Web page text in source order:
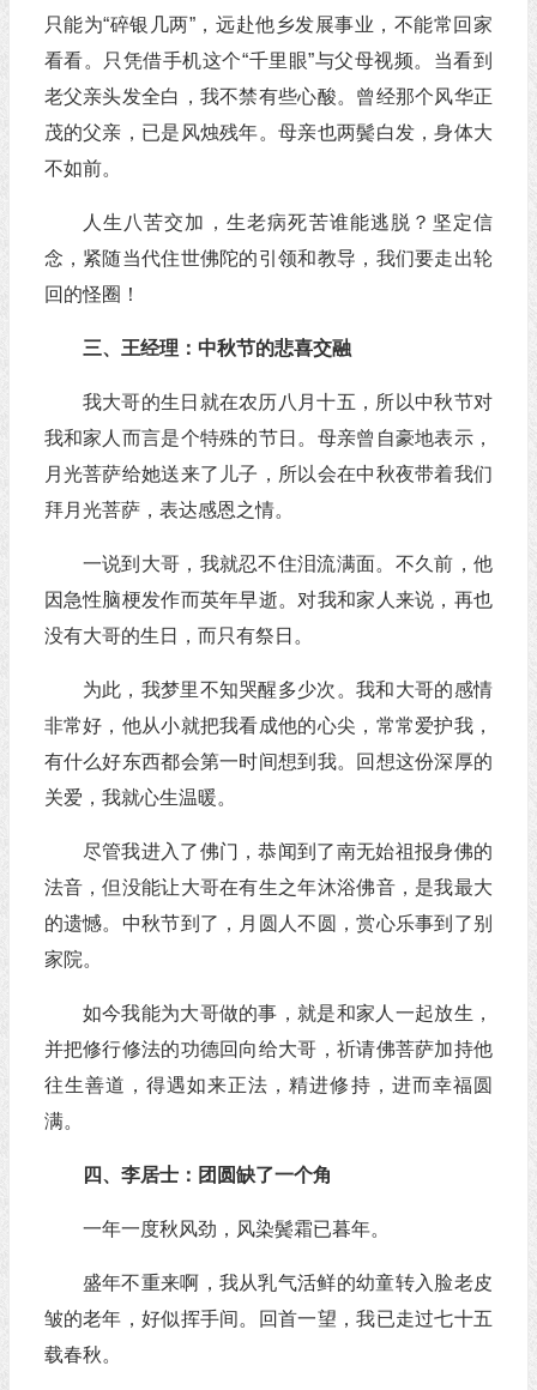
只能为“碎银几两”，远赴他乡发展事业，不能常回家
看看。只凭借手机这个“千里眼”与父母视频。当看到
老父亲头发全白，我不禁有些心酸。曾经那个风华正
茂的父亲，已是风烛残年。母亲也两鬓白发，身体大
不如前。
人生八苦交加，生老病死苦谁能逃脱？坚定信
念，紧随当代住世佛陀的引领和教导，我们要走出轮
回的怪圈！
三、王经理：中秋节的悲喜交融
我大哥的生日就在农历八月十五，所以中秋节对
我和家人而言是个特殊的节日。母亲曾自豪地表示，
月光菩萨给她送来了儿子，所以会在中秋夜带着我们
拜月光菩萨，表达感恩之情。
一说到大哥，我就忍不住泪流满面。不久前，他
因急性脑梗发作而英年早逝。对我和家人来说，再也
没有大哥的生日，而只有祭日。
为此，我梦里不知哭醒多少次。我和大哥的感情
非常好，他从小就把我看成他的心尖，常常爱护我，
有什么好东西都会第一时间想到我。回想这份深厚的
关爱，我就心生温暖。
尽管我进入了佛门，恭闻到了南无始祖报身佛的
法音，但没能让大哥在有生之年沐浴佛音，是我最大
的遗憾。中秋节到了，月圆人不圆，赏心乐事到了别
家院。
如今我能为大哥做的事，就是和家人一起放生，
并把修行修法的功德回向给大哥，祈请佛菩萨加持他
往生善道，得遇如来正法，精进修持，进而幸福圆
满。
四、李居士：团圆缺了一个角
一年一度秋风劲，风染鬓霜已暮年。
盛年不重来啊，我从乳气活鲜的幼童转入脸老皮
皱的老年，好似挥手间。回首一望，我已走过七十五
载春秋。